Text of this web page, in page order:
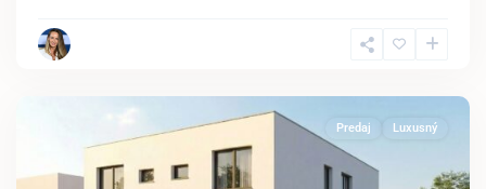
Predaj Luxusný